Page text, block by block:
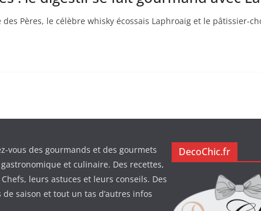
des Pères, le célèbre whisky écossais Laphroaig et le pâtissier-
vous des gourmands et des gourmets
et culinaire. Des recettes,
leurs astuces et leurs conseils. Des
saison et tout un tas d’autres infos
DecoChic.fr